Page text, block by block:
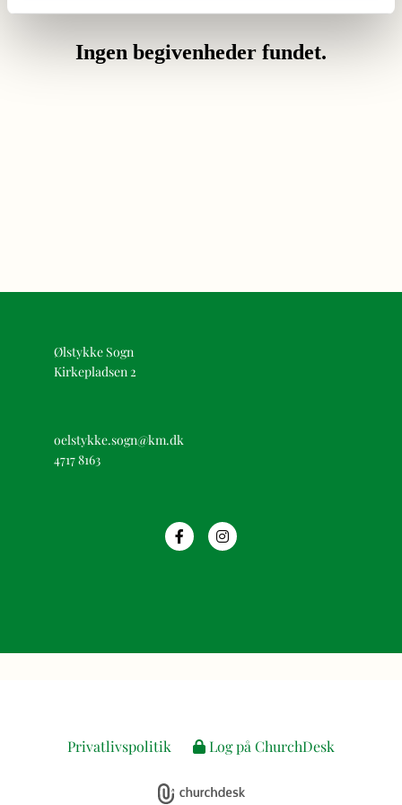
Ølstykke Sogn
Kirkepladsen 2
oelstykke.sogn@km.dk
4717 8163
Privatlivspolitik Log på ChurchDesk